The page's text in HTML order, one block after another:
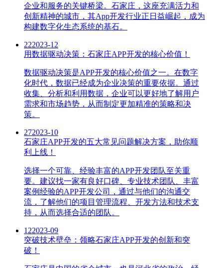
企业和服务的关键桥梁。石家庄，这座充满活力和
创新精神的城市，其App开发行业正日益崛起，成为
构建数字化生态系统的基石。
222023-12
用数据驱动决策：石家庄APP开发的核心价值！
数据驱动决策是APP开发的核心价值之一。在数字
化时代，数据已经成为企业决策的重要依据。通过
收集、分析和利用数据，企业可以更好地了解用户
需求和市场趋势，从而制定更加精准的策略和决
策。
272023-10
石家庄APP开发的五大常见问题解决方案，助你顺
利上线！
选择一个可靠、经验丰富的APP开发团队至关重
要。建议找一家有良好口碑、专业技术团队、丰富
案例经验的APP开发公司，通过与他们的沟通交
流，了解他们的项目管理流程、开发方法和技术支
持，从而选择合适的团队。
122023-09
突破技术壁垒：领略石家庄APP开发的创新和突
破！